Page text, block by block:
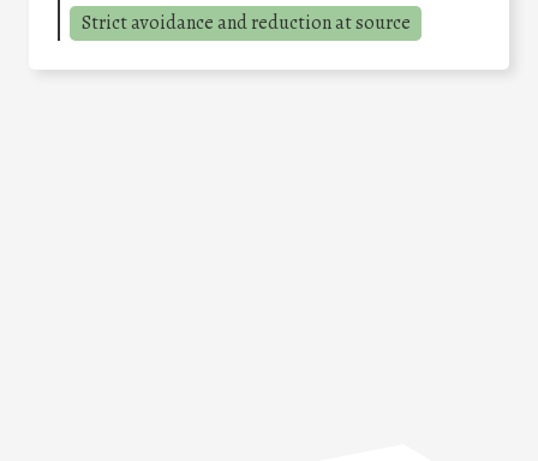
Strict avoidance and reduction at source